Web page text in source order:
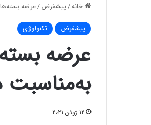
خانه/پیشفرض/عرضه
پیشفرض تکنولوژی
عرضه
12 ژوئن 2021